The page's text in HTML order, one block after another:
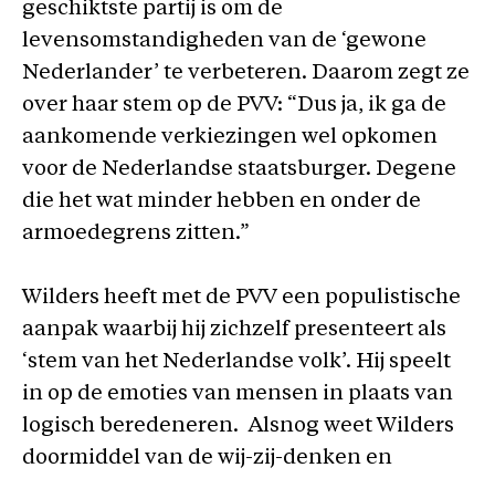
geschiktste partij is om de
levensomstandigheden van de ‘gewone
Nederlander’ te verbeteren. Daarom zegt ze
over haar stem op de PVV: “Dus ja, ik ga de
aankomende verkiezingen wel opkomen
voor de Nederlandse staatsburger. Degene
die het wat minder hebben en onder de
armoedegrens zitten.”
Wilders heeft met de PVV een populistische
aanpak waarbij hij zichzelf presenteert als
‘stem van het Nederlandse volk’. Hij speelt
in op de emoties van mensen in plaats van
logisch beredeneren. Alsnog weet Wilders
doormiddel van de wij-zij-denken en